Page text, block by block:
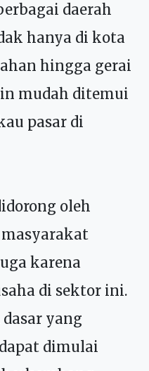
daerah
hanya di kota
hingga gerai
mudah ditemui
pasar di
oleh
karena
di sektor ini.
yang
dimulai